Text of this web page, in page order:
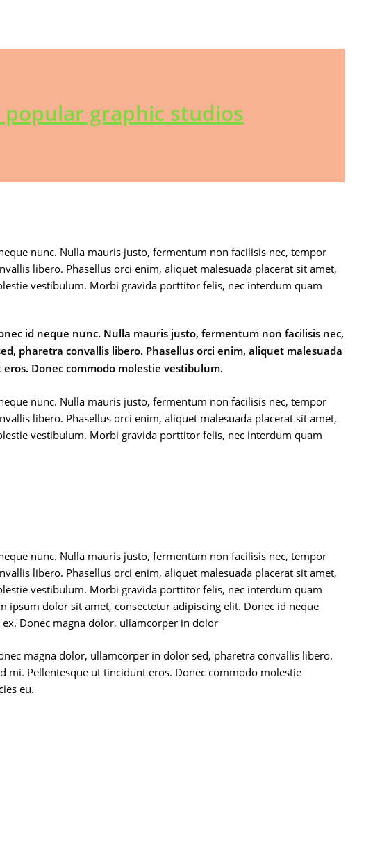
graphic studios
nunc. Nulla mauris justo, fermentum non facilisis nec, tempor
libero. Phasellus orci enim, aliquet malesuada placerat sit amet,
vestibulum. Morbi gravida porttitor felis, nec interdum quam
id neque nunc. Nulla mauris justo, fermentum non facilisis nec,
pharetra convallis libero. Phasellus orci enim, aliquet malesuada
Donec commodo molestie vestibulum.
nunc. Nulla mauris justo, fermentum non facilisis nec, tempor
libero. Phasellus orci enim, aliquet malesuada placerat sit amet,
vestibulum. Morbi gravida porttitor felis, nec interdum quam
nunc. Nulla mauris justo, fermentum non facilisis nec, tempor
libero. Phasellus orci enim, aliquet malesuada placerat sit amet,
vestibulum. Morbi gravida porttitor felis, nec interdum quam
ipsum dolor sit amet, consectetur adipiscing elit. Donec id neque
Donec magna dolor, ullamcorper in dolor
magna dolor, ullamcorper in dolor sed, pharetra convallis libero.
mi. Pellentesque ut tincidunt eros. Donec commodo molestie
eu.